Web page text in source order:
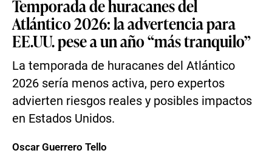
Temporada de huracanes del
Atlántico 2026: la advertencia para
EE.UU. pese a un año “más tranquilo”
La temporada de huracanes del Atlántico
2026 sería menos activa, pero expertos
advierten riesgos reales y posibles impactos
en Estados Unidos.
Oscar Guerrero Tello